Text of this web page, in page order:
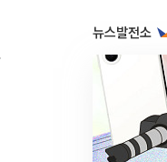
뉴스발전소